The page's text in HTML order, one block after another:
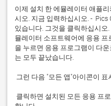
이제 설치 한 에뮬레이터 애플
시오. 지금 입력하십시오. -
있습니다. 그것을 클릭하십시오
뮬레이터 소프트웨어에 응용
을 누르면 응용 프로그램이 다